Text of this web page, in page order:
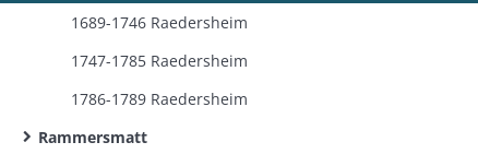
1689-1746 Raedersheim
1747-1785 Raedersheim
1786-1789 Raedersheim
Rammersmatt